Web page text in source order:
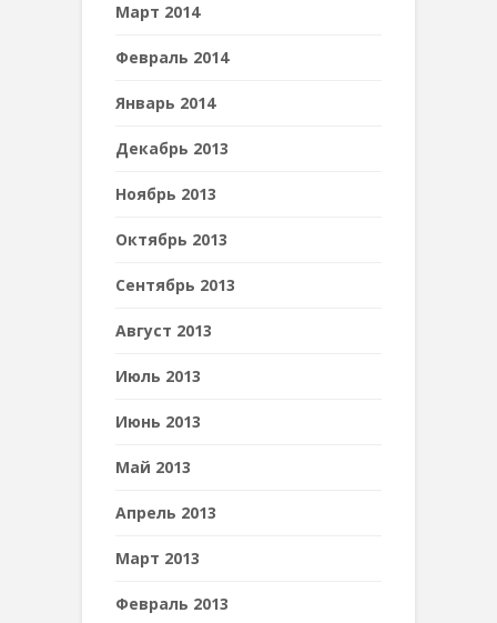
Март 2014
Февраль 2014
Январь 2014
Декабрь 2013
Ноябрь 2013
Октябрь 2013
Сентябрь 2013
Август 2013
Июль 2013
Июнь 2013
Май 2013
Апрель 2013
Март 2013
Февраль 2013